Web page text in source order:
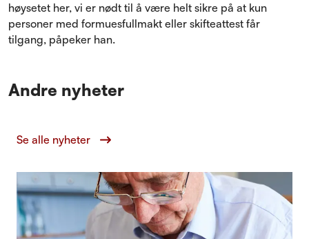
høysetet her, vi er nødt til å være helt sikre på at kun
personer med formuesfullmakt eller skifteattest får
tilgang, påpeker han.
Andre nyheter
Se alle nyheter